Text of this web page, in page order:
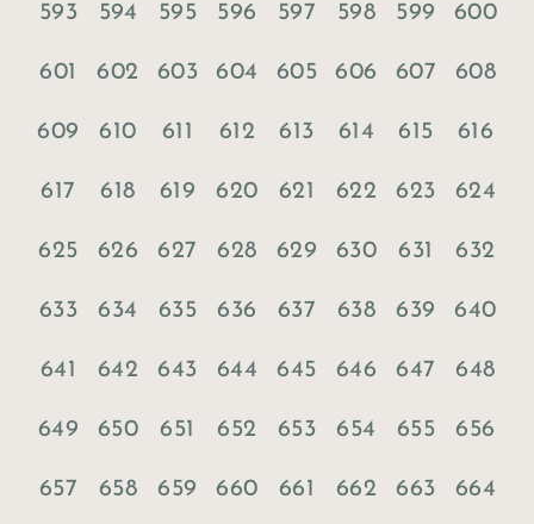
593 594 595 596 597 598 599 600
601 602 603 604 605 606 607 608
609 610 611 612 613 614 615 616
617 618 619 620 621 622 623 624
625 626 627 628 629 630 631 632
633 634 635 636 637 638 639 640
641 642 643 644 645 646 647 648
649 650 651 652 653 654 655 656
657 658 659 660 661 662 663 664